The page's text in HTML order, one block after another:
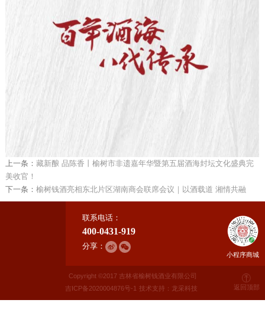
上一条： 藏新酿 品陈香丨榆树市非遗嘉年华暨第五届酒海封坛文化盛典完
美收官！
下一条： 榆树钱酒亮相东北片区湖南商会联席会议｜以酒载道 湘情共融
联系电话：
400-0431-919
分享：
小程序商城
Copyright ©2017 吉林省榆树钱酒业有限公司
吉ICP备2020004876号-1 技术支持：龙采科技 返回顶部